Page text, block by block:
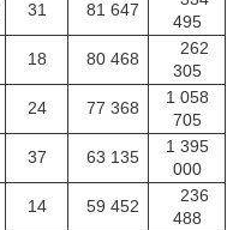
31 81 647
495
18 80 468
262
305
24 77 368
1 058
705
37 63 135
1 395
000
14 59 452
236
488